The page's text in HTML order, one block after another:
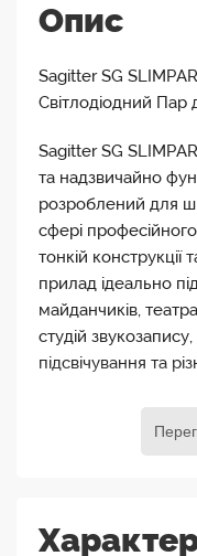
Опис
Sagitter SG
Світлодіодний Пар
Sagitter SG
та надзвичайно
розроблений для
сфері
тонкій конструкції
прилад ідеально
майданчиків,
студій
підсвічування та
RGBWAUV
кольорів, ніжних